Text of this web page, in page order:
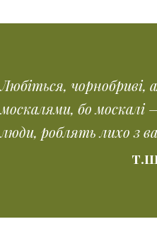
Любіться, чорнобриві,
москалями, бо москалі
люди, роблять лихо з